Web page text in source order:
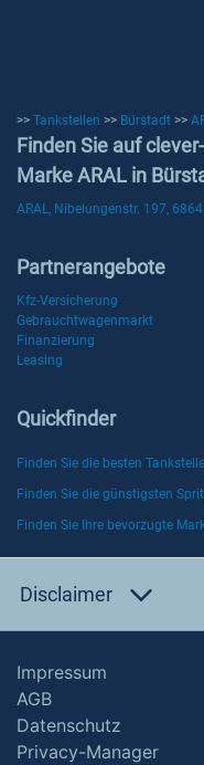
>> Tankstellen >> Bürstadt >>
Finden Sie auf
Marke ARAL in
ARAL, Nibelungenstr. 197,
Partnerangebote
Kfz-Versicherung
Gebrauchtwagenmarkt
Finanzierung
Leasing
Quickfinder
Finden Sie die besten
Finden Sie die günstigsten
Finden Sie Ihre bevorzugte
Disclaimer
Impressum
AGB
Datenschutz
Privacy-Manager